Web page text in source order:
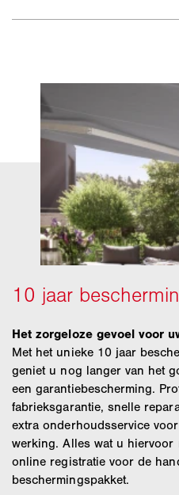
Het zorgeloze gevoel voor
Met het unieke 10 jaar
geniet u nog langer van het
een garantiebescherming.
fabrieksgarantie, snelle
extra onderhoudsservice
werking. Alles wat u hiervoor
online registratie voor de
beschermingspakket.